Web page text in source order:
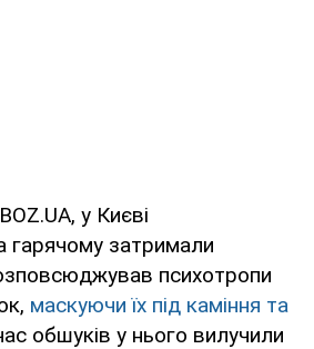
у Києві
гарячому затримали
психотропи
маскуючи їх під каміння та
обшуків у нього вилучили